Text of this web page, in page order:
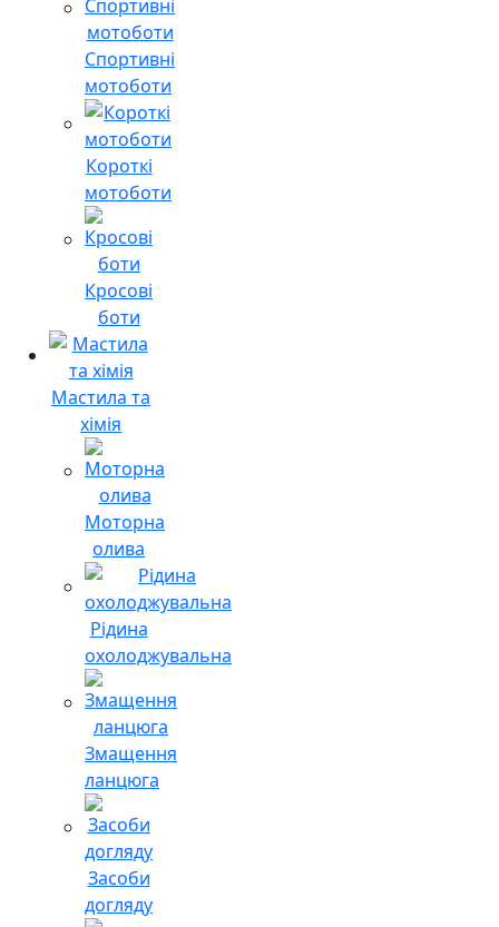
Спортивні
мотоботи
Короткі
мотоботи
Кросові
боти
Мастила та
хімія
Моторна
олива
Рідина
охолоджувальна
Змащення
ланцюга
Засоби
догляду